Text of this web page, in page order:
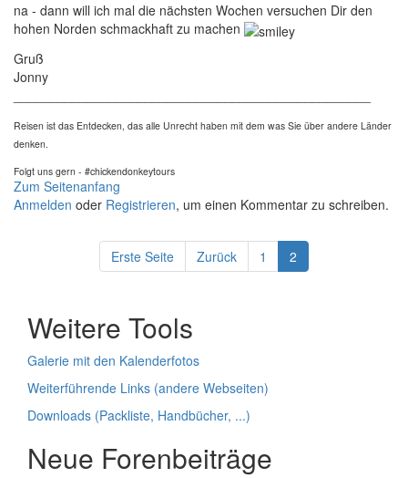
na - dann will ich mal die nächsten Wochen versuchen Dir den
hohen Norden schmackhaft zu machen
Gruß
Jonny
Reisen ist das Entdecken, das alle Unrecht haben mit dem was Sie über andere Länder
denken.
Folgt uns gern - #chickendonkeytours
Zum Seitenanfang
Anmelden oder Registrieren, um einen Kommentar zu schreiben.
Erste Seite Zurück 1 2
Weitere Tools
Galerie mit den Kalenderfotos
Weiterführende Links (andere Webseiten)
Downloads (Packliste, Handbücher, ...)
Neue Forenbeiträge